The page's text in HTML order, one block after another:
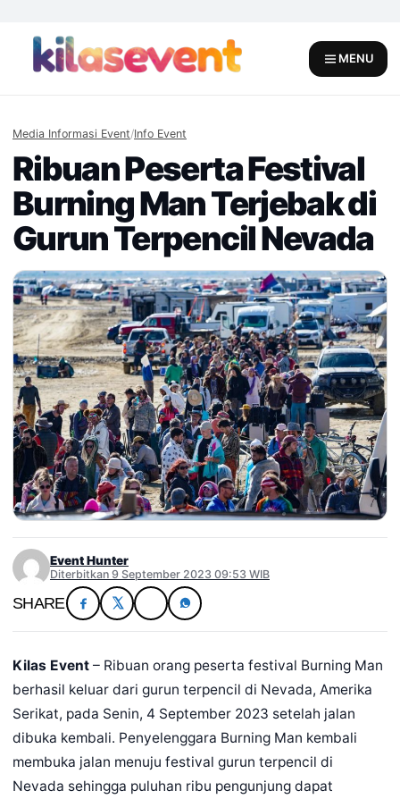
content
MENU
Media Informasi Event/Info Event
Ribuan Peserta Festival
Burning Man Terjebak di
Gurun Terpencil Nevada
Event Hunter
Diterbitkan 9 September 2023 09:53 WIB
SHARE
Kilas Event – Ribuan orang peserta festival Burning Man
berhasil keluar dari gurun terpencil di Nevada, Amerika
Serikat, pada Senin, 4 September 2023 setelah jalan
dibuka kembali. Penyelenggara Burning Man kembali
membuka jalan menuju festival gurun terpencil di
Nevada sehingga puluhan ribu pengunjung dapat